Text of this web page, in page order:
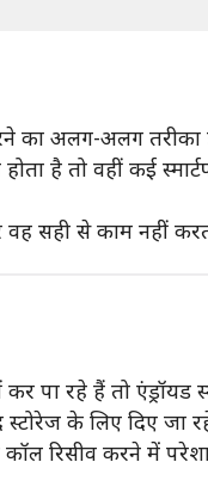
का अलग-अलग तरीका
है तो वहीं कई
सही से काम नहीं
पा रहे हैं तो
के लिए दिए
रिसीव करने में